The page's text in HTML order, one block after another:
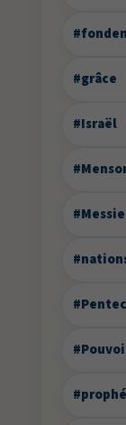
#grâce
#Israël
#Messie